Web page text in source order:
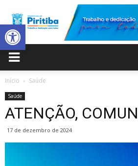
Abrir a barra de ferramentas
Municipal
Início Saúde
Saúde
ATENÇÃO,
17 de dezembro de 2024